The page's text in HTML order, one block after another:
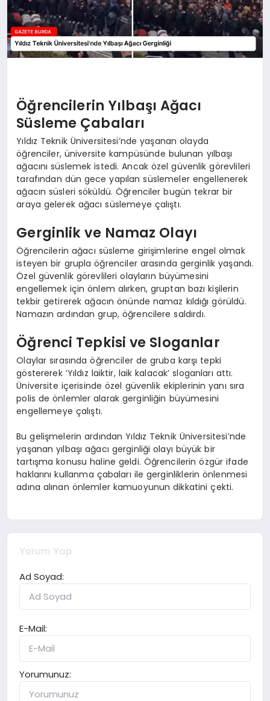
Öğrencilerin Yılbaşı Ağacı
Süsleme Çabaları
Yıldız Teknik Üniversitesi’nde yaşanan olayda
öğrenciler, üniversite kampüsünde bulunan yılbaşı
ağacını süslemek istedi. Ancak özel güvenlik görevlileri
tarafından dün gece yapılan süslemeler engellenerek
ağacın süsleri söküldü. Öğrenciler bugün tekrar bir
araya gelerek ağacı süslemeye çalıştı.
Gerginlik ve Namaz Olayı
Öğrencilerin ağacı süsleme girişimlerine engel olmak
isteyen bir grupla öğrenciler arasında gerginlik yaşandı.
Özel güvenlik görevlileri olayların büyümesini
engellemek için önlem alırken, gruptan bazı kişilerin
tekbir getirerek ağacın önünde namaz kıldığı görüldü.
Namazın ardından grup, öğrencilere saldırdı.
Öğrenci Tepkisi ve Sloganlar
Olaylar sırasında öğrenciler de gruba karşı tepki
göstererek ‘Yıldız laiktir, laik kalacak’ sloganları attı.
Üniversite içerisinde özel güvenlik ekiplerinin yanı sıra
polis de önlemler alarak gerginliğin büyümesini
engellemeye çalıştı.
Bu gelişmelerin ardından Yıldız Teknik Üniversitesi’nde
yaşanan yılbaşı ağacı gerginliği olayı büyük bir
tartışma konusu haline geldi. Öğrencilerin özgür ifade
haklarını kullanma çabaları ile gerginliklerin önlenmesi
adına alınan önlemler kamuoyunun dikkatini çekti.
Yorum Yap
Ad Soyad:
E-Mail:
Yorumunuz: